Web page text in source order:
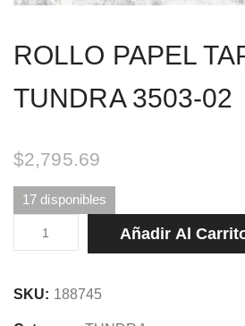
ROLLO PAPEL
TUNDRA 3503-02
$2,795.69
17 disponibles
ROLLO
PAPEL
TUNDRA
3503-
Añadir Al
SKU: 188745